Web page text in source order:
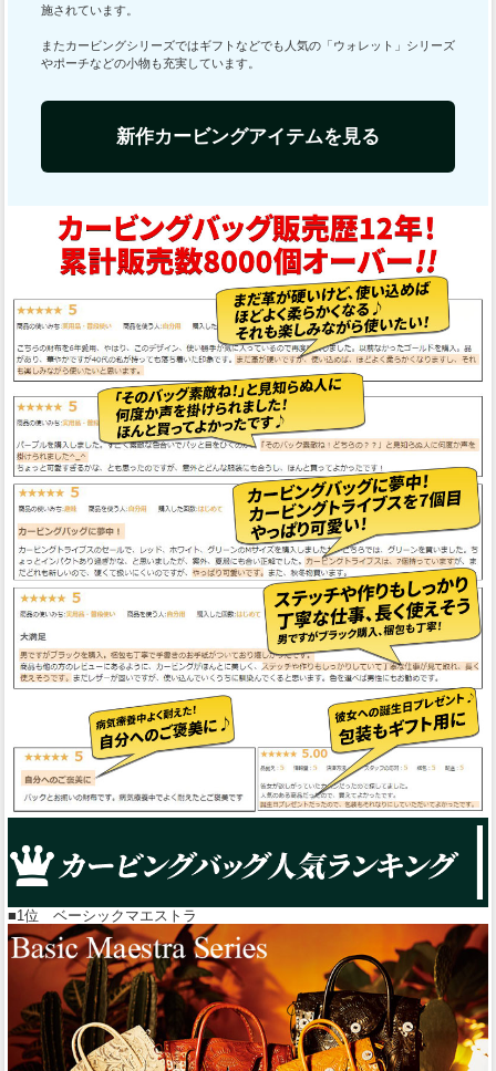
施されています。
またカービングシリーズではギフトなどでも人気の「ウォレット」シリーズ
やポーチなどの小物も充実しています。
新作カービングアイテムを見る
■1位 ベーシックマエストラ